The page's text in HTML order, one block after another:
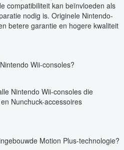
compatibiliteit kan beïnvloeden als
nodig is. Originele Nintendo-
betere garantie en hogere kwaliteit
Wii-consoles?
Nintendo Wii-consoles die
Nunchuck-accessoires
Motion Plus-technologie?